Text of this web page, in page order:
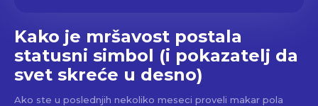
Kako je mršavost postala
statusni simbol (i pokazatelj da
svet skreće u desno)
Ako ste u poslednjih nekoliko meseci proveli makar pola